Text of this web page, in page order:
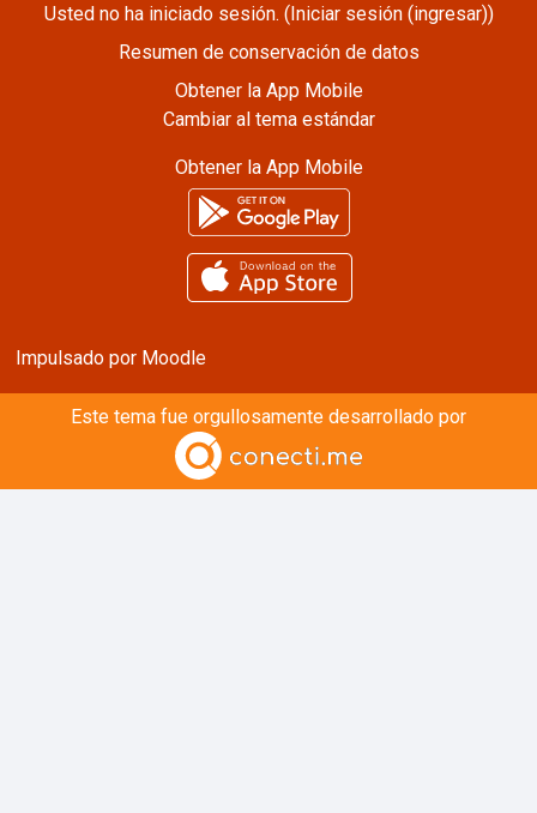
Usted no ha iniciado sesión. (Iniciar sesión (ingresar))
Resumen de conservación de datos
Obtener la App Mobile
Cambiar al tema estándar
Obtener la App Mobile
Impulsado por Moodle
Este tema fue orgullosamente desarrollado por